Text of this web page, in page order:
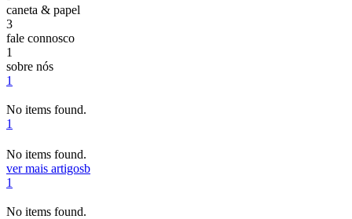
caneta & papel
3
fale connosco
1
sobre nós
1
No items found.
1
No items found.
ver mais artigosb
1
No items found.